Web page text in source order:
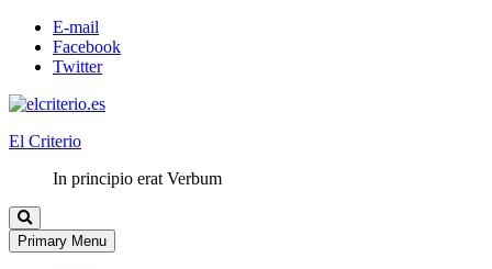
E-mail
Facebook
Twitter
El Criterio
In principio erat Verbum
Primary Menu